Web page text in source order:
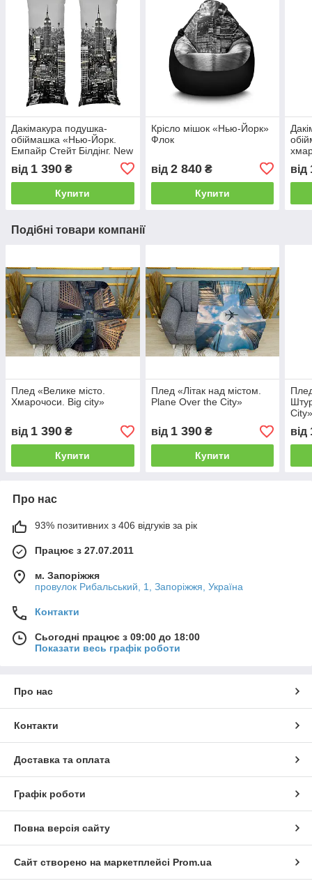
Дакімакура подушка-
обіймашка «Нью-Йорк.
Емпайр Стейт Білдінг. New
від 1 390 ₴
Купити
Крісло мішок «Нью-Йорк»
Флок
від 2 840₴
Купити
від
Подібні товари компанії
Плед «Велике місто.
Хмарочоси. Вig city»
від 1 390 ₴
Купити
Плед «Літак над містом.
Plane Over the City»
від 1 390₴
Купити
від
Про нас
93% позитивних з 406 відгуків за рік
Працює з 27.07.2011
м. Запоріжжя
провулок Рибальський, 1, Запоріжжя, Україна
Контакти
Сьогодні працює з 09:00 до 18:00
Показати весь графік роботи
Про нас
Контакти
Доставка та оплата
Графік роботи
Повна версія сайту
Сайт створено на маркетплейсі Prom.ua